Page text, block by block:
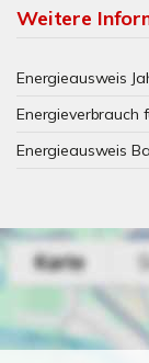
Weitere
Energieausweis
Energieverbrauch
Energieausweis